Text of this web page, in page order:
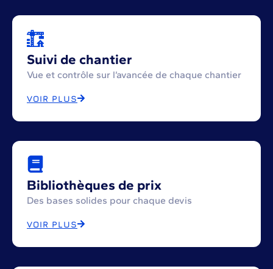
Suivi de chantier
Vue et contrôle sur l’avancée de chaque chantier
VOIR PLUS
Bibliothèques de prix
Des bases solides pour chaque devis
VOIR PLUS